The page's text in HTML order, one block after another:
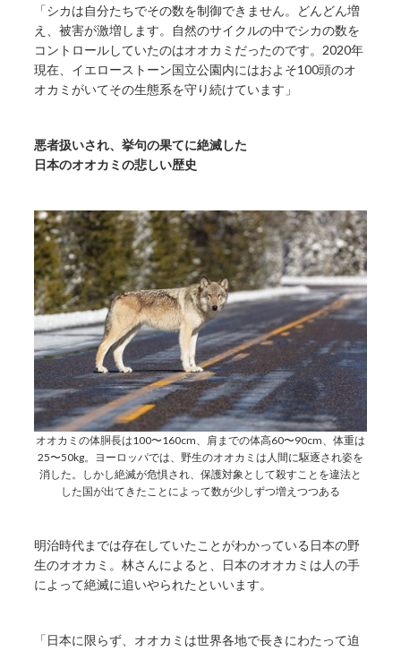
「シカは自分たちでその数を制御できません。どんどん増
え、被害が激増します。自然のサイクルの中でシカの数を
コントロールしていたのはオオカミだったのです。2020年
現在、イエローストーン国立公園内にはおよそ100頭のオ
オカミがいてその生態系を守り続けています」
悪者扱いされ、挙句の果てに絶滅した
日本のオオカミの悲しい歴史
オオカミの体胴長は100〜160cm、肩までの体高60〜90cm、体重は
25〜50kg。ヨーロッパでは、野生のオオカミは人間に駆逐され姿を
消した。しかし絶滅が危惧され、保護対象として殺すことを違法と
した国が出てきたことによって数が少しずつ増えつつある
明治時代までは存在していたことがわかっている日本の野
生のオオカミ。林さんによると、日本のオオカミは人の手
によって絶滅に追いやられたといいます。
「日本に限らず、オオカミは世界各地で長きにわたって迫